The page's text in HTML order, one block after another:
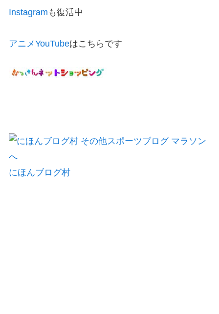
Instagram も復活中
アニメYouTubeはこちらです
にほんブログ村